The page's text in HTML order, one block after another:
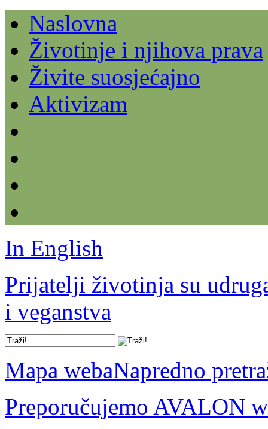
Naslovna
Životinje i njihova prava
Živite suosjećajno
Aktivizam
In English
Prijatelji životinja su
i veganstva
Mapa webaNapredno
Preporučujemo AVALON